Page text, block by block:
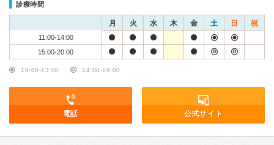
診療時間
月 火 水 木 金 土 日 祝
11:00-14:00
15:00-20:00
10:00-13:00 14:00-19:00
電話 公式サイト